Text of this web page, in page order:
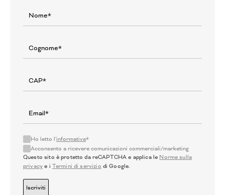
Ho letto l'informativa*
Acconsento a ricevere comunicazioni commerciali/marketing
Questo sito è protetto da reCAPTCHA e applica le Norme sulla
privacy e i Termini di servizio di Google.
Iscriviti